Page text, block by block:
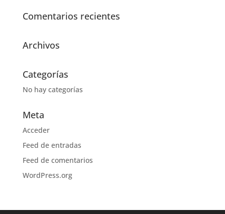
Comentarios recientes
Archivos
Categorías
No hay categorías
Meta
Acceder
Feed de entradas
Feed de comentarios
WordPress.org